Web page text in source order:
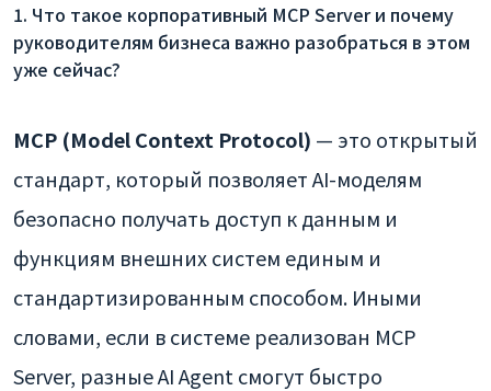
1. Что такое корпоративный MCP Server и почему
руководителям бизнеса важно разобраться в этом
уже сейчас?
MCP (Model Context Protocol) — это открытый
стандарт, который позволяет AI-моделям
безопасно получать доступ к данным и
функциям внешних систем единым и
стандартизированным способом. Иными
словами, если в системе реализован MCP
Server, разные AI Agent смогут быстро